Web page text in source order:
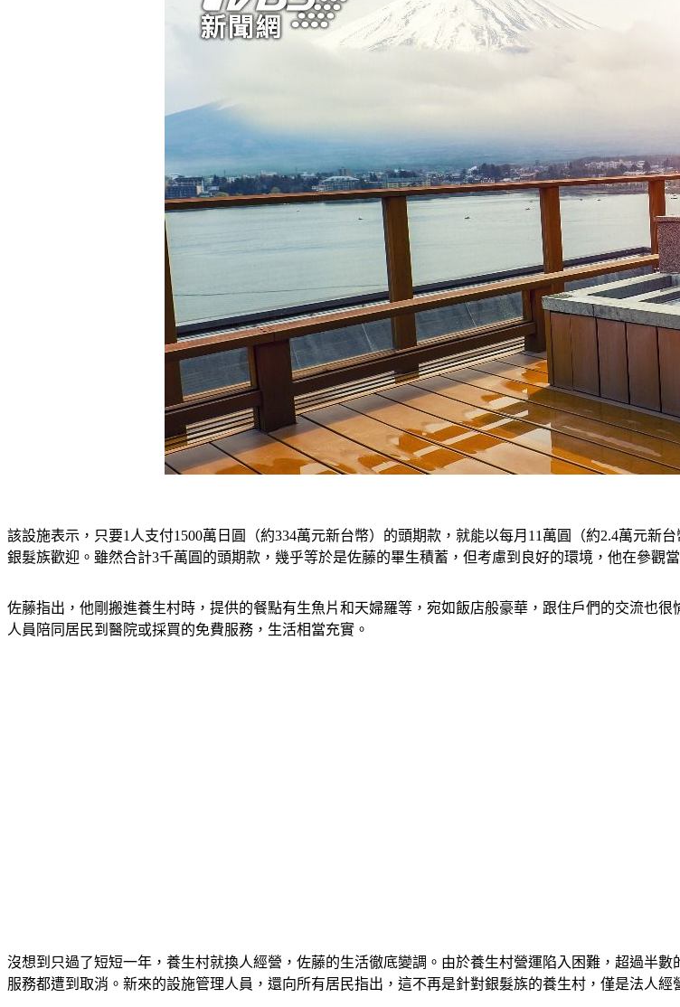
該設施表示，只要1人支付1500萬日圓（約334萬元新台幣）的頭期款，就能以每月11萬圓（約2.4萬元
銀髮族歡迎。雖然合計3千萬圓的頭期款，幾乎等於是佐藤的畢生積蓄，但考慮到良好的環境，他在參觀
佐藤指出，他剛搬進養生村時，提供的餐點有生魚片和天婦羅等，宛如飯店般豪華，跟住戶們的交流也
人員陪同居民到醫院或採買的免費服務，生活相當充實。
沒想到只過了短短一年，養生村就換人經營，佐藤的生活徹底變調。由於養生村營運陷入困難，超過半
服務都遭到取消。新來的設施管理人員，還向所有居民指出，這不再是針對銀髮族的養生村，僅是法人經